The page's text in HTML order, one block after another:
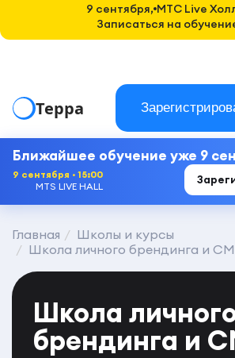
Терра
Ближайшее обучение уже 9
9 сентября · 15:00
MTS LIVE HALL
Главная
Школы и курсы
Школа личного брендинга и
Школа
брендинга и
9 сентября, MTC Live
Записаться на